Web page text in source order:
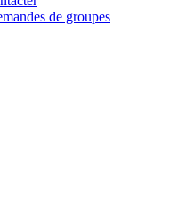
de groupes